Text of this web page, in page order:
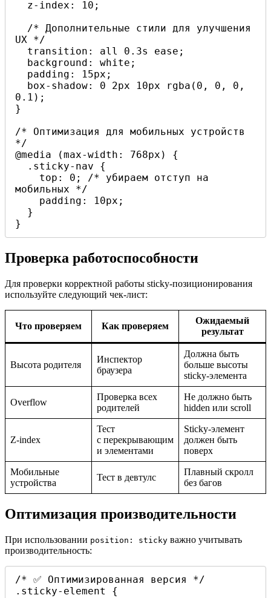
UX */
0.1);
}
/* Оптимизация для мобильных устройств
*/
@media (max-width: 768px) {
мобильных */
}
Проверка работоспособности
Для проверки корректной работы sticky-позиционирования
используйте следующий чек-лист:
Что проверяем Как проверяем
Ожидаемый
результат
Высота родителя
Инспектор
браузера
Должна быть
больше высоты
sticky-элемента
Overflow
Проверка всех
родителей
Не должно быть
hidden или scroll
Z-index
Тест
с перекрывающим
и элементами
Sticky-элемент
должен быть
поверх
Мобильные
устройства
Тест в девтулс
Плавный скролл
без багов
Оптимизация производительности
При использовании position: sticky важно учитывать
производительность:
/* ✅ Оптимизированная версия */
.sticky-element {